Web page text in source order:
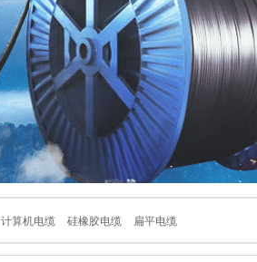
计算机电缆 硅橡胶电缆 扁平电缆